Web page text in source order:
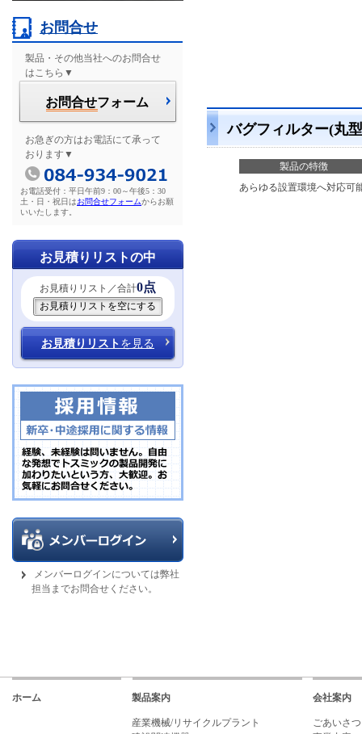
バグフィルター(丸
製品の特徴
あらゆる設置環境へ対応可
お問合せ
製品・その他当社へのお問合せ
はこちら▼
お問合せフォーム
お急ぎの方はお電話にて承って
おります▼
お電話受付：平日午前9：00～午後5：30
土・日・祝日はお問合せフォームからお願
いいたします。
お見積りリストの中
お見積りリスト／合計0点
お見積りリスト を見る
メンバーログインについては弊社
担当までお問合せください。
ホーム 製品案内
産業機械/リサイクルプラント
会社案内
ごあいさつ